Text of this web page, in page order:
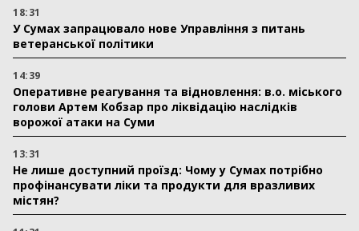
18:31
У Сумах запрацювало нове Управління з питань
ветеранської політики
14:39
Оперативне реагування та відновлення: в.о. міського
голови Артем Кобзар про ліквідацію наслідків
ворожої атаки на Суми
13:31
Не лише доступний проїзд: Чому у Сумах потрібно
профінансувати ліки та продукти для вразливих
містян?